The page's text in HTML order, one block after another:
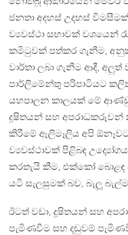
ජනතා අදහස් උදහස්
ව්‍යවස්ථා සභාවක් වශයෙන්
කමිටුවක් පත්කර ගැනීම,
වාර්තා ලබා ගැනීම ආදී,
පාර්ලිමේන්තු පරිපාටියට
යහපාලන කාලයක් මේ
දූෂිතයන් සහ අපරාධකරුවන්
කිරීමේ ඈලිමෑලිය අපි
ව්‍යවස්ථාවක් පිළිබඳ
කරතැයි කීම, එක්කෝ
යටි සැලසුමක් බව, බැලූ
ඊටත් වඩා, දූෂිතයන් සහ
පැමිණවීම සහ දඬුවම්